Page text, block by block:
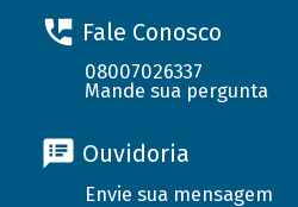
Fale Conosco
08007026337
Mande sua pergunta
Ouvidoria
Envie sua mensagem